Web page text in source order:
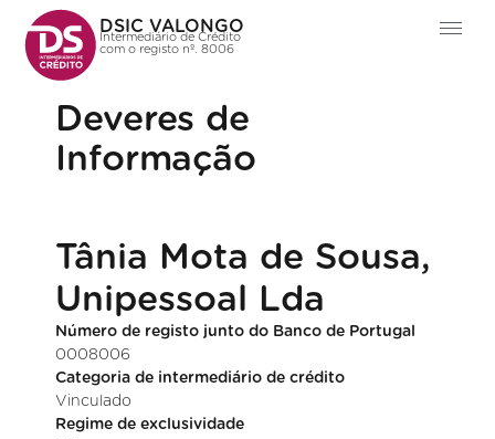
DSIC VALONGO
Intermediário de Crédito
com o registo nº. 8006
Deveres de
Informação
Tânia Mota de Sousa,
Unipessoal Lda
Número de registo junto do Banco de Portugal
0008006
Categoria de intermediário de crédito
Vinculado
Regime de exclusividade